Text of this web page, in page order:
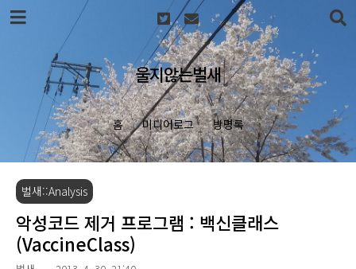
본문 바로가기
울지않는벌새
홈 미디어로그 방명록
벌새::Analysis
악성코드 제거 프로그램 : 백신클래스
(VaccineClass)